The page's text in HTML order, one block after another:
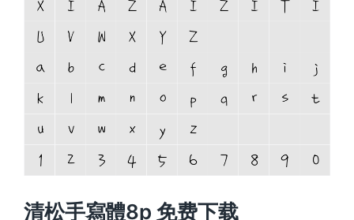
清松手寫體8p 免费下载